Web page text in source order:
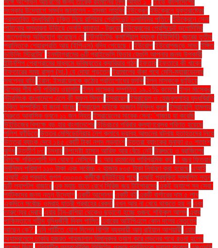
সংস্কার উদ্যোগে সমর্থন জানালেন - হাদজা লাহবিব ইউক্রেন ইউক্রেনে যুক্তরাষ্ট্রের
প্রস্তাবিত যুদ্ধবিরতি চুক্তি নিয়ে রাশিয়ার প্রেসিডেন্ট ভ্লাদিমির পুতিনে ইউক্রেনে সেনা
পাঠানোর সম্ভাবনা উড়িয়ে দেননি কানাডা - ট্রুডো ইউক্রেনের প্রেসিডেন্ট ভলোদিমির
জেলেনস্কি অভিযোগ করেছেন যে ইউনাইটেড কমার্শিয়াল ব্যাংক (ইউসিবি) বছরের তৃতীয়
প্রান্তিকে শেয়ারপ্রতি আয় (ইপিএস) বৃদ্ধি পেয়েছে। ইউরোপ ইউরোপজুড়ে সাড়া ইঙ্গিত
ডাউনিং স্ট্রিটের" ইনস্টাগ্রামের ৬টি প্রাইভেসি ফিচার যেগুলি আপনার জন্য উপকারী
ইন্টার্নশিপ প্রোগ্রামের মাধ্যমে ভবিষ্যতের ক্যারিয়ার গঠন ইফতার ইফতারে কী খাবেন
ইফতারের সময় রাসুল (সা.) যে দোয়া পড়তেন ইয়ামালের বাঁকা পথে মেসি-ম্যারাডোনার
স্বপ্নের বাড়ি ইরান: ইসরায়েলকে কঠোর প্রতিশোধের হুমকি ইলন মাস্ককে ছাড়িয়ে
বিশ্বের শীর্ষ ধনী পরিবার ওয়ালটন ইলন মাস্কের সম্পত্তি ১৯.২% কমেছে ইলন মাস্কের
স্টারলিংক বাংলাদেশে এলে কী সুফল মিলবে ইসরায়েল ইসরায়েল ও হেজবুল্লাহর যুদ্ধবিরতি
চুক্তি সম্পর্কিত যা জানা যাচ্ছে ইসরায়েল মাইকে আজান নিষিদ্ধ করল ইসরায়েলি হামলায়
বৈরুতে আবাসিক ভবনে ১১ জন নিহত ইসরায়েলের সাবেক সেনা: 'গাজায় যা করেছি
উইন্ডিজের বিপক্ষে বড় হার বাংলাদেশের উড়িরচরে পরিবার কল্যাণকেন্দ্র পরিণত হয়েছে
পুলিশ ফাঁড়িতে উত্তর মেসিডোনিয়ায় নৈশ ক্লাবে ভয়াবহ আগুনের ঘটনায় হতাহতদের নিয়ে
উত্তরা ব্যাংক দেবে ১৪৫ কোটি টাকা নগদ লভ্যাংশ উত্তরা ব্যাংকের মুনাফা ৫০ শতাংশ
বৃদ্ধি উত্তীর্ণ ৮৩ উদ্ধার উপদেষ্টা হাসান আরিফ আর বেঁচে নেই উরুগুয়ে ও ব্রাজিলের
বিপক্ষে শক্তিশালী দল ঘোষণা মেসিদের এ আর রহমানের পারিশ্রমিক কত এ বছর ফিতরার
সর্বনিম্ন পরিমাণ ১১০ টাকা এবং সর্বোচ্চ ২ হাজার ৮০৫ টাকা নির্ধারণ করা হয়েছে এআই
এআই এর প্রভাব: গুগল ৩০০০০ কর্মীকে ছাঁটাইয়ের পথে এআই প্রযুক্তি সম্বলিত নতুন
দুটি ল্যাপটপ বাজারে এক ম্যাচ হাতে রেখে সিরিজ জয় টাইগারদের একই অ্যাপে সব সেবা:
পর্যটকদের জন্য নতুন উদ্যোগ একটি আন্দোলন একটি বই একটি বার্গারের দাম ৫ লাখ
একদিনে সর্বোচ্চ ওমরাহ যাত্রী প্রবাহের রেকর্ড এখন আর না খেয়ে থাকতে হয় না এবং
তারুণ্যের দ্রোহ এবার চীন-রাশিয়া থেকেও ছড়ানো হচ্ছে গুজব: শফিকুল আলম এবার
পাকিস্তানে শহীদ বুদ্ধিজীবী দিবস পালিত এবারের আইপিএলে কোন দলের নেতৃত্বে
আছেন কে?. এবি পার্টিতে যোগ দিলেন বিশিষ্ট ব্যবসায়ী আবু রাইয়ান আশয়ারী এয়ার
অ্যাম্বুলেন্সে ঢাকার হজরত শাহজালাল বিমানবন্দর ত্যাগ করে লন্ডনের পথে রওনা হলেন